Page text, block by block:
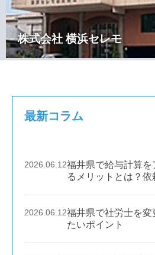
株式会社 横浜セレモ
最新コラム
2026.06.12福井県で給与計算
るメリットとは？依
2026.06.12福井県で社労士を変
たいポイント